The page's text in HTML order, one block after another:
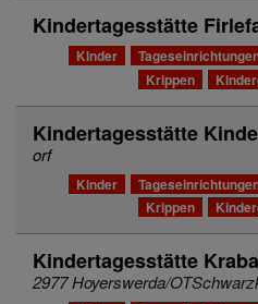
Kindertagesstätte
Kinder
Krippen
Kindertagesstätte
orf
Kinder
Krippen
Kindertagesstätte
2977 Hoyerswerda/